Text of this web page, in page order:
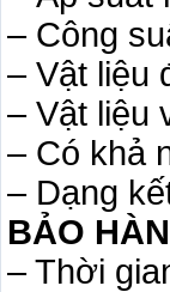
– Công
– Vật liệu
– Vật liệu
– Có khả
– Dạng
BẢO
– Thời